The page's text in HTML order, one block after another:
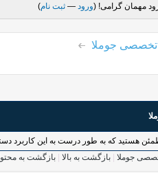
مهمان گرامی! (ورود — ثبت نام)
تخصصی جوملا
جوملا بازگشت به بالا بازگشت به محتوا